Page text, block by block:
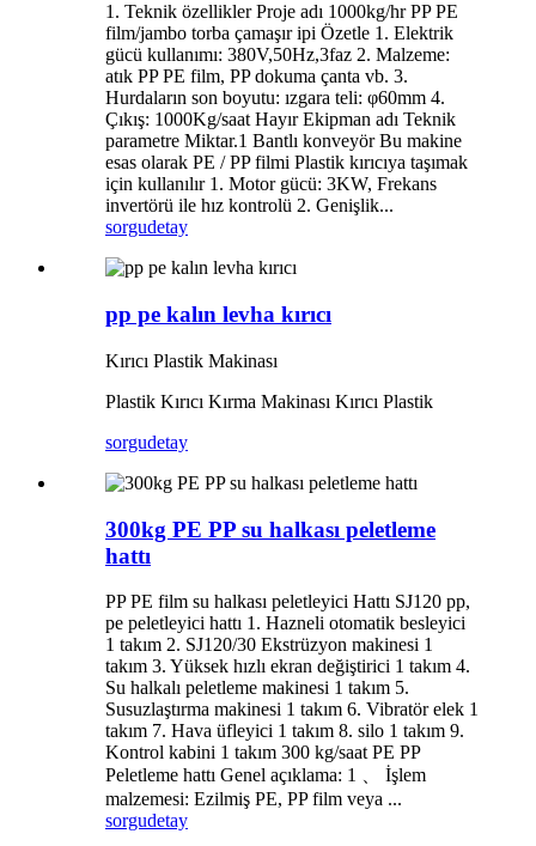
1. Teknik özellikler Proje adı 1000kg/hr PP PE
film/jambo torba çamaşır ipi Özetle 1. Elektrik
gücü kullanımı: 380V,50Hz,3faz 2. Malzeme:
atık PP PE film, PP dokuma çanta vb. 3.
Hurdaların son boyutu: ızgara teli: φ60mm 4.
Çıkış: 1000Kg/saat Hayır Ekipman adı Teknik
parametre Miktar.1 Bantlı konveyör Bu makine
esas olarak PE / PP filmi Plastik kırıcıya taşımak
için kullanılır 1. Motor gücü: 3KW, Frekans
invertörü ile hız kontrolü 2. Genişlik...
sorgudetay
pp pe kalın levha kırıcı
Kırıcı Plastik Makinası
Plastik Kırıcı Kırma Makinası Kırıcı Plastik
sorgudetay
300kg PE PP su halkası peletleme
hattı
PP PE film su halkası peletleyici Hattı SJ120 pp,
pe peletleyici hattı 1. Hazneli otomatik besleyici
1 takım 2. SJ120/30 Ekstrüzyon makinesi 1
takım 3. Yüksek hızlı ekran değiştirici 1 takım 4.
Su halkalı peletleme makinesi 1 takım 5.
Susuzlaştırma makinesi 1 takım 6. Vibratör elek 1
takım 7. Hava üfleyici 1 takım 8. silo 1 takım 9.
Kontrol kabini 1 takım 300 kg/saat PE PP
Peletleme hattı Genel açıklama: 1 、 İşlem
malzemesi: Ezilmiş PE, PP film veya ...
sorgudetay